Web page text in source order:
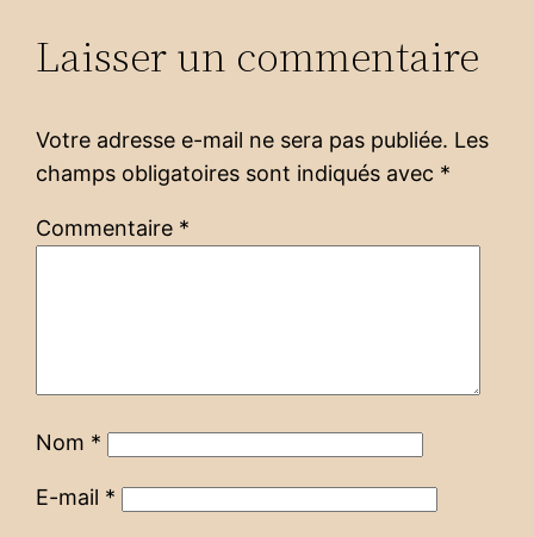
Laisser un commentaire
Votre adresse e-mail ne sera pas publiée. Les
champs obligatoires sont indiqués avec *
Commentaire *
Nom *
E-mail *